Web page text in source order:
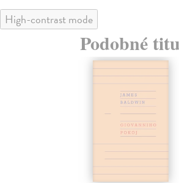
High-contrast mode
Podobné